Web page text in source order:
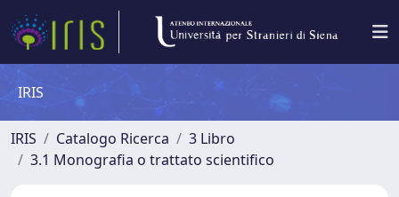
IRIS
IRIS Catalogo Ricerca
3 Libro
3.1 Monografia o trattato scientifico